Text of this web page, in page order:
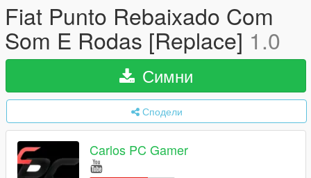
Fiat Punto Rebaixado Com
Som E Rodas [Replace] 1.0
Симни
Сподели
Carlos PC Gamer